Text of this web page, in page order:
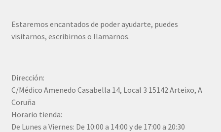
Estaremos encantados de poder ayudarte, puedes
visitarnos, escribirnos o llamarnos.
Dirección:
C/Médico Amenedo Casabella 14, Local 3 15142 Arteixo, A
Coruña
Horario tienda:
De Lunes a Viernes: De 10:00 a 14:00 y de 17:00 a 20:30